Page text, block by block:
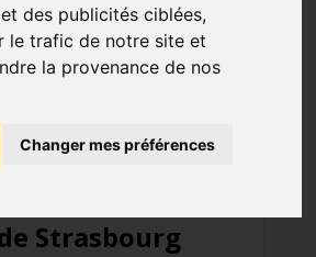
des publicités ciblées,
le trafic de notre site et
la provenance de nos
Changer mes préférences
Strasbourg